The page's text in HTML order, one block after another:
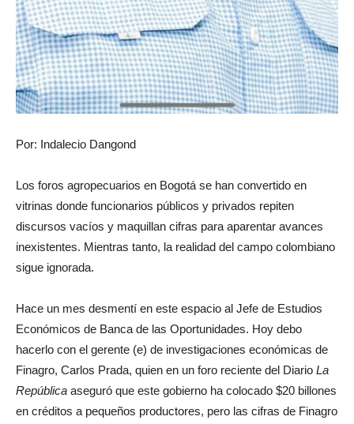
Por: Indalecio Dangond
Los foros agropecuarios en Bogotá se han convertido en
vitrinas donde funcionarios públicos y privados repiten
discursos vacíos y maquillan cifras para aparentar avances
inexistentes. Mientras tanto, la realidad del campo colombiano
sigue ignorada.
Hace un mes desmentí en este espacio al Jefe de Estudios
Económicos de Banca de las Oportunidades. Hoy debo
hacerlo con el gerente (e) de investigaciones económicas de
Finagro, Carlos Prada, quien en un foro reciente del Diario La
República aseguró que este gobierno ha colocado $20 billones
en créditos a pequeños productores, pero las cifras de Finagro